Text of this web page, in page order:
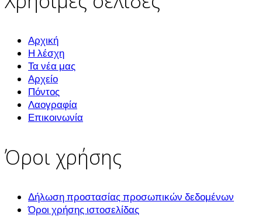
Αρχική
Η λέσχη
Τα νέα μας
Αρχείο
Πόντος
Λαογραφία
Επικοινωνία
Όροι χρήσης
Δήλωση προστασίας προσωπικών δεδομένων
Όροι χρήσης ιστοσελίδας